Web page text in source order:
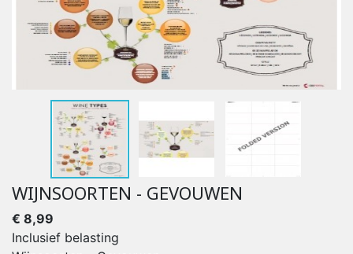
WIJNSOORTEN - GEVOUWEN
€ 8,99
Inclusief belasting